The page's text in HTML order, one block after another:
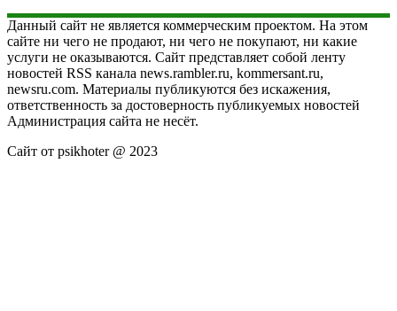
Данный сайт не является коммерческим проектом. На этом
сайте ни чего не продают, ни чего не покупают, ни какие
услуги не оказываются. Сайт представляет собой ленту
новостей RSS канала news.rambler.ru, kommersant.ru,
newsru.com. Материалы публикуются без искажения,
ответственность за достоверность публикуемых новостей
Администрация сайта не несёт.
Сайт от psikhoter @ 2023